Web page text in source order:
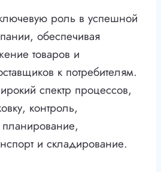
ключевую роль в успешной
обеспечивая
товаров и
к потребителям.
спектр процессов,
контроль,
и складирование.